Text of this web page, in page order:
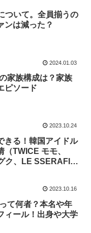
ついて。全員揃うの
ンは減った？
2024.01.03
家族構成は？家族
ピソード
2023.10.24
きる！韓国アイドル
（TWICE モモ、
ク、LE SSERAFIM
2023.10.16
て何者？本名や年
ィール！出身や大学